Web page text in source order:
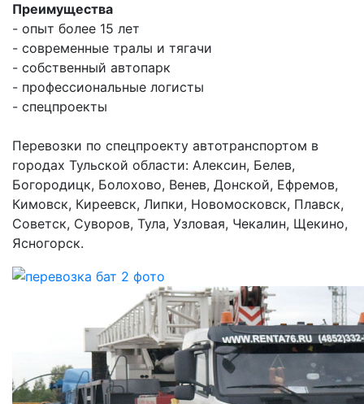
Преимущества
- опыт более 15 лет
- современные тралы и тягачи
- собственный автопарк
- профессиональные логисты
- спецпроекты
Перевозки по спецпроекту автотранспортом в
городах Тульской области: Алексин, Белев,
Богородицк, Болохово, Венев, Донской, Ефремов,
Кимовск, Киреевск, Липки, Новомосковск, Плавск,
Советск, Суворов, Тула, Узловая, Чекалин, Щекино,
Ясногорск.